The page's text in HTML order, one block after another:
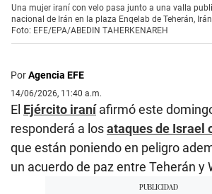
Una mujer iraní con velo pasa junto a una valla
nacional de Irán en la plaza Enqelab de Teherán,
Foto: EFE/EPA/ABEDIN TAHERKENAREH
PorAgencia EFE
14/06/2026, 11:40 a.m.
El Ejército iraníafirmó este
responderá a losataques de Israel
que están poniendo en peligro
un acuerdo de paz entre Teherán y